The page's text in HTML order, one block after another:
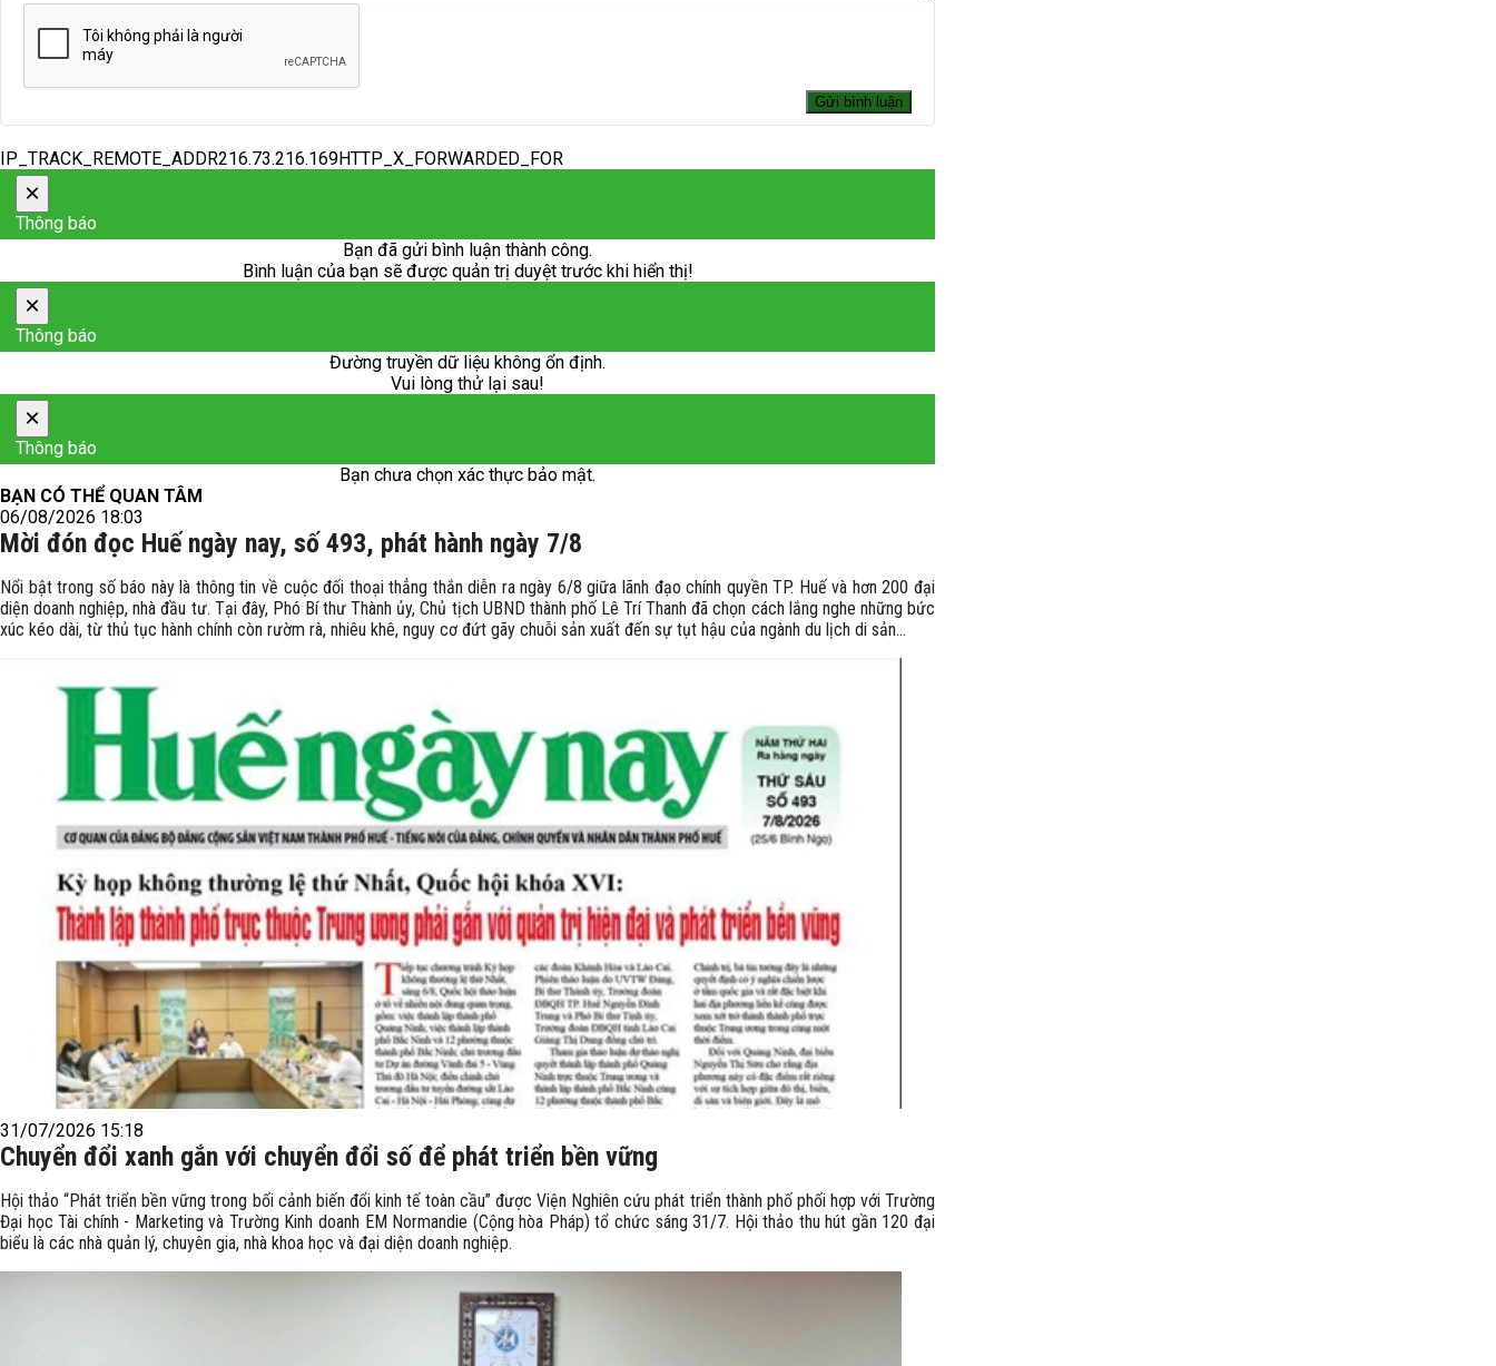
IP_TRACK_REMOTE_ADDR216.73.216.169HTTP_X_FORWARDED_FOR
×
Thông báo
Bạn đã gửi bình luận thành công.
Bình luận của bạn sẽ được quản trị duyệt trước khi hiển thị!
×
Thông báo
Đường truyền dữ liệu không ổn định.
Vui lòng thử lại sau!
×
Thông báo
Bạn chưa chọn xác thực bảo mật.
BẠN CÓ THỂ QUAN TÂM
06/08/2026 18:03
Mời đón đọc Huế ngày nay, số 493, phát hành ngày 7/8
Nổi bật trong số báo này là thông tin về cuộc đối thoại thẳng thắn diễn ra ngày 6/8 giữa lãnh đạo chính quyền TP. Huế và hơn 200 đại
diện doanh nghiệp, nhà đầu tư. Tại đây, Phó Bí thư Thành ủy, Chủ tịch UBND thành phố Lê Trí Thanh đã chọn cách lắng nghe những bức
xúc kéo dài, từ thủ tục hành chính còn rườm rà, nhiêu khê, nguy cơ đứt gãy chuỗi sản xuất đến sự tụt hậu của ngành du lịch di sản...
31/07/2026 15:18
Chuyển đổi xanh gắn với chuyển đổi số để phát triển bền vững
Hội thảo “Phát triển bền vững trong bối cảnh biến đổi kinh tế toàn cầu” được Viện Nghiên cứu phát triển thành phố phối hợp với Trường
Đại học Tài chính - Marketing và Trường Kinh doanh EM Normandie (Cộng hòa Pháp) tổ chức sáng 31/7. Hội thảo thu hút gần 120 đại
biểu là các nhà quản lý, chuyên gia, nhà khoa học và đại diện doanh nghiệp.